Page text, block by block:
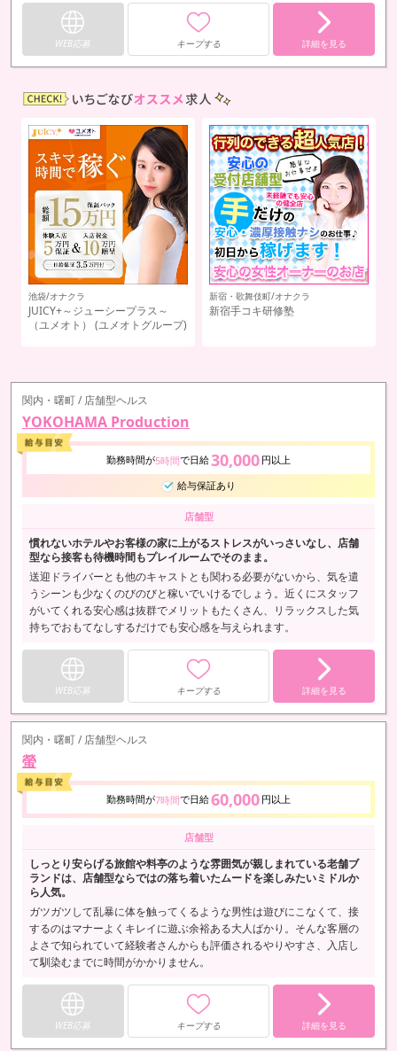
WEB応募 キープする 詳細を見る
吉原/ソープランド
ペペピィーノ
関内・曙町 / 店舗型ヘルス
YOKOHAMA Production
勤務時間が5時間で日給30,000 円以上
給与保証あり
店舗型
慣れないホテルやお客様の家に上がるストレスがいっさいなし、店舗
型なら接客も待機時間もプレイルームでそのまま。
送迎ドライバーとも他のキャストとも関わる必要がないから、気を遣
うシーンも少なくのびのびと稼いでいけるでしょう。近くにスタッフ
がいてくれる安心感は抜群でメリットもたくさん、リラックスした気
持ちでおもてなしするだけでも安心感を与えられます。
WEB応募 キープする 詳細を見る
関内・曙町 / 店舗型ヘルス
螢
勤務時間が7時間で日給60,000 円以上
店舗型
しっとり安らげる旅館や料亭のような雰囲気が親しまれている老舗ブ
ランドは、店舗型ならではの落ち着いたムードを楽しみたいミドルか
ら人気。
ガツガツして乱暴に体を触ってくるような男性は遊びにこなくて、接
するのはマナーよくキレイに遊ぶ余裕ある大人ばかり。そんな客層の
よさで知られていて経験者さんからも評価されるやりやすさ、入店し
て馴染むまでに時間がかかりません。
WEB応募 キープする 詳細を見る